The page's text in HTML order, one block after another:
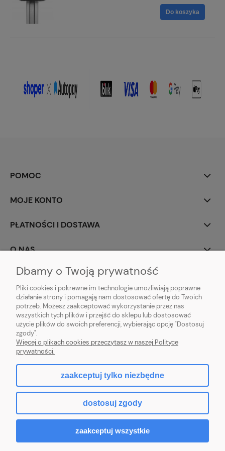
Do koszyka
POMOC
MOJE KONTO
PŁATNOŚCI I DOSTAWA
O NAS
PROFBRAM JACEK PYTEL| ul. Wesoła 91, 34-300 Żywiec, woj. śląskie | E-
Tel.: 663-960-697| NIP: 5532389225 REGON: 241495070
pokaż pełną wersję strony
Sklep internetowy Shoper.pl
Dbamy o Twoją prywatność
Pliki cookies i pokrewne im technologie umożliwiają poprawne
działanie strony i pomagają nam dostosować ofertę do Twoich
potrzeb. Możesz zaakceptować wykorzystanie przez nas
wszystkich tych plików i przejść do sklepu lub dostosować
użycie plików do swoich preferencji, wybierając opcję "Dostosuj
zgody".
Więcej o plikach cookies przeczytasz w naszej Polityce
prywatności.
zaakceptuj tylko niezbędne
dostosuj zgody
zaakceptuj wszystkie